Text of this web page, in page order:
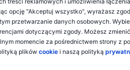
opcję "Akceptuj wszystko", wyrażasz
przetwarzanie danych osobowych.
dotyczącymi zgody. Możesz
momencie za pośrednictwem strony z
plikówcookie i naszą polityką
XXXXXXX XXXXXXX
XXXXXXX